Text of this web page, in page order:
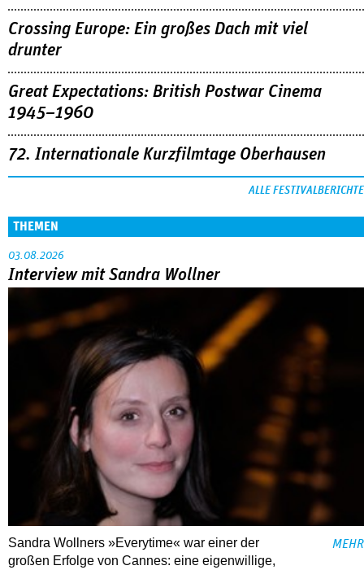
Crossing Europe: Ein großes Dach mit viel
drunter
Great Expectations: British Postwar Cinema
1945–1960
72. Internationale Kurzfilmtage Oberhausen
ALLE FESTIVALBERICHTE
THEMEN
03.08.2026
Interview mit Sandra Wollner
Sandra Wollners »Everytime« war einer der
großen Erfolge von Cannes: eine eigenwillige,
MEHR